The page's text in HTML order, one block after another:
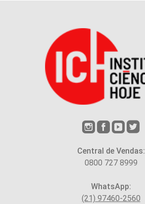
Central de Vendas:
0800 727 8999
WhatsApp:
(21) 97460-2560